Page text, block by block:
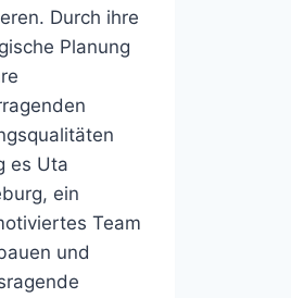
Durch ihre
Planung
es Uta
ein
Team
und